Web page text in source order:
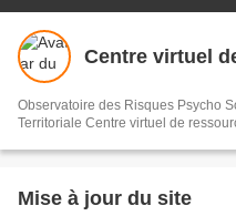
Centre virtuel
Observatoire des Risques Psycho
Territoriale Centre virtuel de
Mise à jour du site